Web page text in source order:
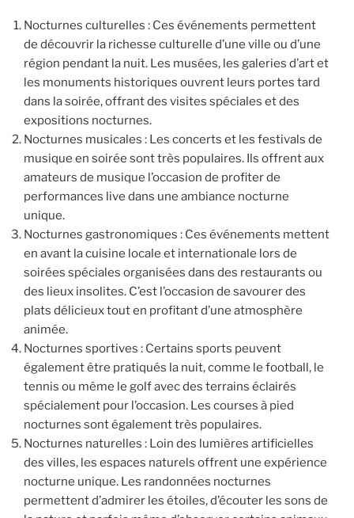
Nocturnes culturelles : Ces événements permettent
de découvrir la richesse culturelle d’une ville ou d’une
région pendant la nuit. Les musées, les galeries d’art et
les monuments historiques ouvrent leurs portes tard
dans la soirée, offrant des visites spéciales et des
expositions nocturnes.
Nocturnes musicales : Les concerts et les festivals de
musique en soirée sont très populaires. Ils offrent aux
amateurs de musique l’occasion de profiter de
performances live dans une ambiance nocturne
unique.
Nocturnes gastronomiques : Ces événements mettent
en avant la cuisine locale et internationale lors de
soirées spéciales organisées dans des restaurants ou
des lieux insolites. C’est l’occasion de savourer des
plats délicieux tout en profitant d’une atmosphère
animée.
Nocturnes sportives : Certains sports peuvent
également être pratiqués la nuit, comme le football, le
tennis ou même le golf avec des terrains éclairés
spécialement pour l’occasion. Les courses à pied
nocturnes sont également très populaires.
Nocturnes naturelles : Loin des lumières artificielles
des villes, les espaces naturels offrent une expérience
nocturne unique. Les randonnées nocturnes
permettent d’admirer les étoiles, d’écouter les sons de